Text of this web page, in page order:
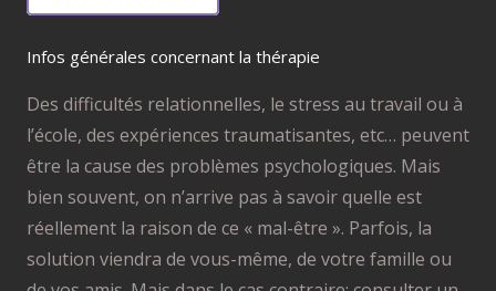
Infos générales concernant la thérapie
Des difficultés relationnelles, le stress au travail ou à
l’école, des expériences traumatisantes, etc… peuvent
être la cause des problèmes psychologiques. Mais
bien souvent, on n’arrive pas à savoir quelle est
réellement la raison de ce « mal-être ». Parfois, la
solution viendra de vous-même, de votre famille ou